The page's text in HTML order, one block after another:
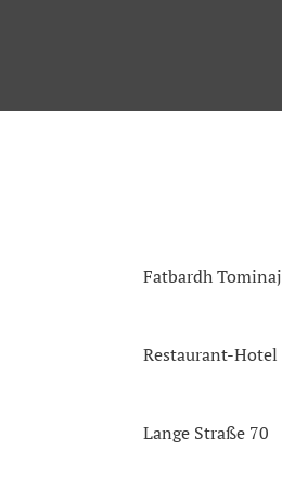
Fatbardh Tominaj
Restaurant-
Lange Straße 70